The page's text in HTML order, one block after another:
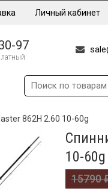
Личный кабинет
97
862H 2.60 10-60g
10-60g
15790